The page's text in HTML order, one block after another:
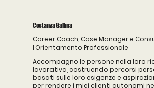
Costanza Gallina
Career Coach, Case Manager e
l’Orientamento Professionale
Accompagno le persone nella loro
lavorativa, costruendo percorsi
basati sulle loro esigenze e
per rendere i miei clienti autonomi